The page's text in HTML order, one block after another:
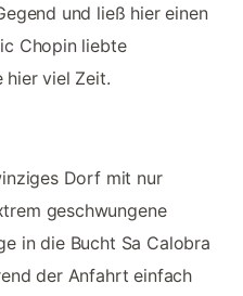
und ließ hier einen
Chopin liebte
hier viel Zeit.
Dorf mit nur
geschwungene
in die Bucht Sa Calobra
der Anfahrt einfach